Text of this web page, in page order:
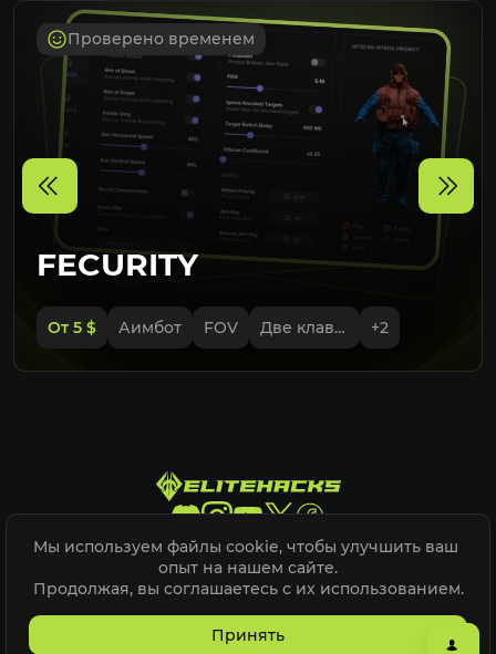
Спуфер требуется запускать лишь раз до
следующей перезагрузки ПК.
Перед тем как использовать спуфер на новом
аккаунте, обязательно создайте нового
пользователя в Windows, измените имя вашего
ПК в свойствах системы *( при условии если
продолжает банить)
Проверено временем
FECURITY
От 5 $ Аимбот FOV Две клавиши прицеливания +2
Мы используем файлы cookie, чтобы улучшить ваш
опыт на нашем сайте.
Продолжая, вы соглашаетесь с их использованием.
Принять
Elite Hacks @2026
ELITEPVPERS